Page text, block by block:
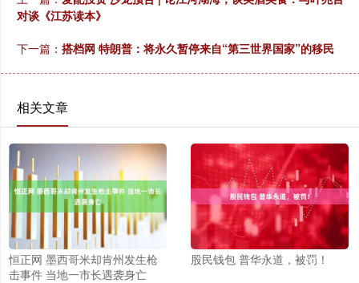
对谈《江苏读本》
下一篇： 搭档网 特朗普：将永久暂停来自“第三世界国家”的移民
相关文章
恒正网 墨西哥米却肯州发生枪
击事件 当地一市长遇袭身亡
股民钱包 普华永道，被罚！